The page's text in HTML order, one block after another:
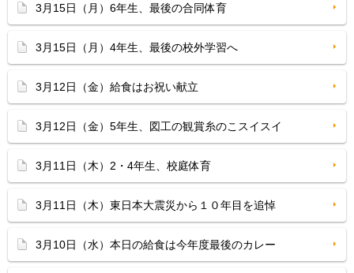
3月15日（月）6年生、最後の合同体育
3月15日（月）4年生、最後の校外学習へ
3月12日（金）給食はお祝い献立
3月12日（金）5年生、図工の観賞糸のこスイスイ
3月11日（木）2・4年生、校庭体育
3月11日（木）東日本大震災から１０年目を追悼
3月10日（水）本日の給食は今年度最後のカレー